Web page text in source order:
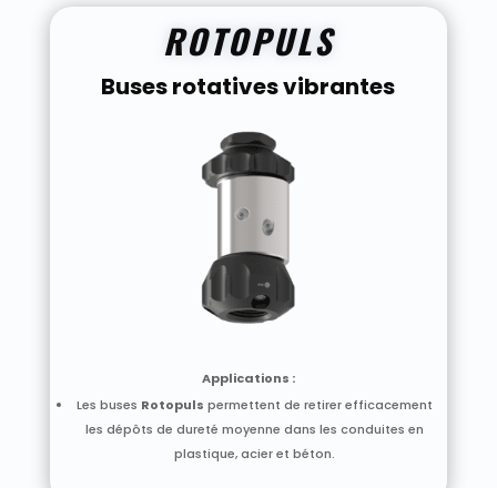
ROTOPULS
Buses rotatives vibrantes
Applications :
Les buses Rotopuls permettent de retirer efficacement
les dépôts de dureté moyenne dans les conduites en
plastique, acier et béton.